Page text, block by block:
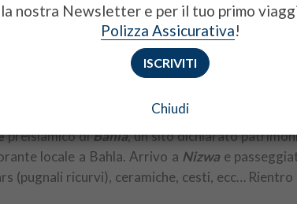
sulle dune. Prima colazione e momenti di relax
partenza con una 4×4 per raggiungere
volta di Nizwa. Sosta a
, dove sarà
e visita alCastello
residenza secondaria. È famoso per i suoi
griglie delle porte e delle finestre di stucco o
preislamico diBahla, un sito dichiarato
locale a Bahla. Arrivo a Nizwa e
(pugnali ricurvi), ceramiche, cesti, ecc… Rientro
nostra Newsletter e per il tuo primo
Polizza Assicurativa!
ISCRIVITI
Chiudi